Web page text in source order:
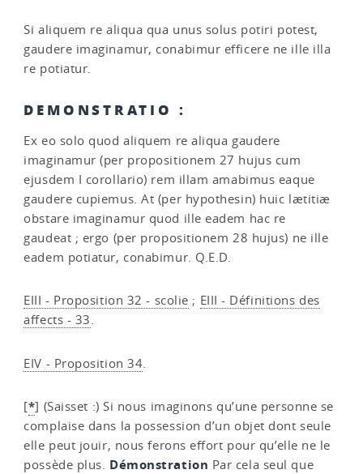
Si aliquem re aliqua qua unus solus potiri potest,
gaudere imaginamur, conabimur efficere ne ille illa
re potiatur.
DEMONSTRATIO :
Ex eo solo quod aliquem re aliqua gaudere
imaginamur (per propositionem 27 hujus cum
ejusdem I corollario) rem illam amabimus eaque
gaudere cupiemus. At (per hypothesin) huic lætitiæ
obstare imaginamur quod ille eadem hac re
gaudeat ; ergo (per propositionem 28 hujus) ne ille
eadem potiatur, conabimur. Q.E.D.
EIII - Proposition 32 - scolie ; EIII - Définitions des
affects - 33.
EIV - Proposition 34
[*] (Saisset :) Si nous imaginons qu’une personne se
complaise dans la possession d’un objet dont seule
elle peut jouir, nous ferons effort pour qu’elle ne le
possède plus. Démonstration Par cela seul que